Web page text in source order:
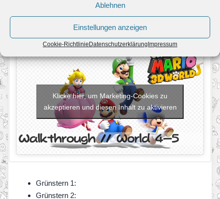
Ablehnen
Einstellungen anzeigen
Cookie-Richtlinie Datenschutzerklärung Impressum
Klicke hier, um Marketing-Cookies zu
akzeptieren und diesen Inhalt zu aktivieren
Grünstern 1:
Grünstern 2: